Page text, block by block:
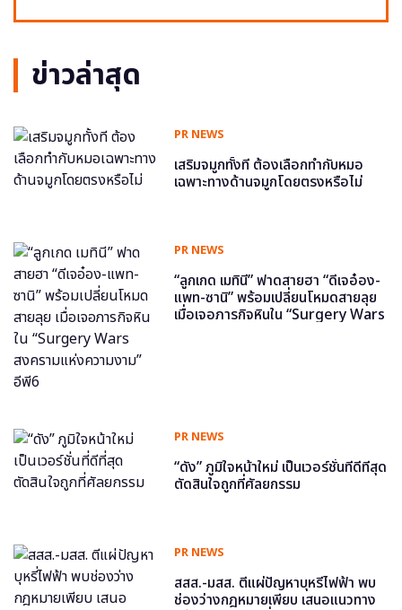
ข่าวล่าสุด
PR NEWS
เสริมจมูกทั้งที ต้องเลือกทำกับหมอ
เฉพาะทางด้านจมูกโดยตรงหรือไม่
PR NEWS
“ลูกเกด เมทินี” ฟาดสายฮา “ดีเจอ๋อง-
แพท-ซานิ” พร้อมเปลี่ยนโหมดสายลุย
เมื่อเจอภารกิจหินใน “Surgery Wars
PR NEWS
“ดัง” ภูมิใจหน้าใหม่ เป็นเวอร์ชั่นที่ดีที่สุด
ตัดสินใจถูกที่ศัลยกรรม
PR NEWS
สสส.-มสส. ตีแผ่ปัญหาบุหรี่ไฟฟ้า พบ
ช่องว่างกฎหมายเพียบ เสนอแนวทาง